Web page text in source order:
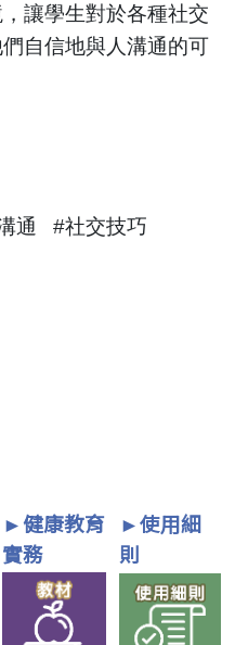
讓學生對於各種社交
自信地與人溝通的可
通 #社交技巧
►健康教育
實務
►使用細
則